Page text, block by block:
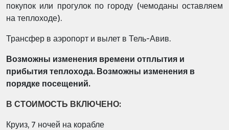
покупок или прогулок по городу (чемоданы оставляем
на теплоходе).
Трансфер в аэропорт и вылет в Тель-Авив.
Возможны изменения времени отплытия и
прибытия теплохода. Возможны изменения в
порядке посещений.
В СТОИМОСТЬ ВКЛЮЧЕНО:
Круиз, 7 ночей на корабле